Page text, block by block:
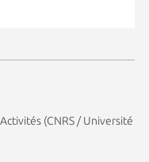
(CNRS / Université